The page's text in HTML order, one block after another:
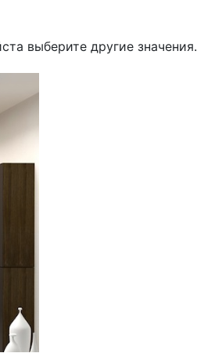
выберите другие значения.